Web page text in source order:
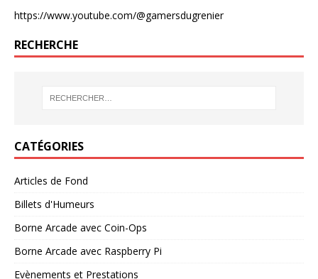
https://www.youtube.com/@gamersdugrenier
RECHERCHE
CATÉGORIES
Articles de Fond
Billets d'Humeurs
Borne Arcade avec Coin-Ops
Borne Arcade avec Raspberry Pi
Evènements et Prestations